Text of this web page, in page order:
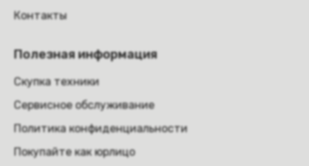
Контакты
Полезная информация
Скупка техники
Сервисное обслуживание
Политика конфиденциальности
Покупайте как юрлицо